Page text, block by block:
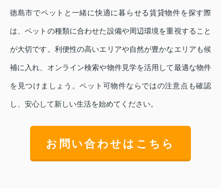
徳島市でペットと一緒に快適に暮らせる賃貸物件を探す際
は、ペットの種類に合わせた設備や周辺環境を重視すること
が大切です。利便性の高いエリアや自然が豊かなエリアも候
補に入れ、オンライン検索や物件見学を活用して最適な物件
を見つけましょう。ペット可物件ならではの注意点も確認
し、安心して新しい生活を始めてください。
お問い合わせはこちら